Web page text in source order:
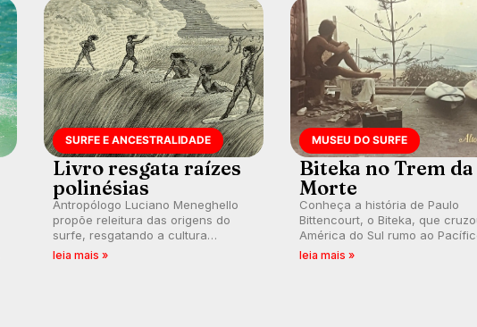
SURFE E ANCESTRALIDADE
Livro resgata raízes
polinésias
Antropólogo Luciano Meneghello
propõe releitura das origens do
surfe, resgatando a cultura
polinésia e questionando a visão
leia mais »
MUSEU DO SURFE
Biteka no Trem da
Morte
Conheça a história de Paulo
Bittencourt, o Biteka, que
América do Sul rumo ao
em uma jornada que se tornou
leia mais »